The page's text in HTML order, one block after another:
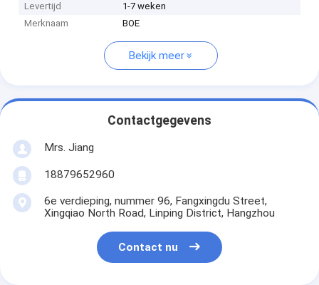
Levertijd
1-7 weken
Merknaam
BOE
Bekijk meer
Contactgegevens
Mrs. Jiang
18879652960
6e verdieping, nummer 96, Fangxingdu Street,
Xingqiao North Road, Linping District, Hangzhou
Contact nu